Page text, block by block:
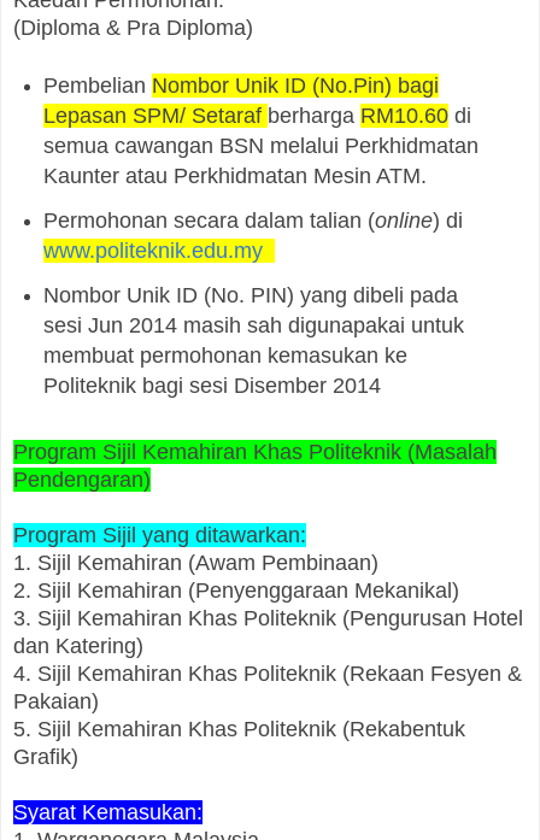
(Diploma & Pra Diploma)
Pembelian Nombor Unik ID (No.Pin) bagi
Lepasan SPM/ Setaraf berharga RM10.60di
semua cawangan BSN melalui Perkhidmatan
Kaunter atau Perkhidmatan Mesin ATM.
Permohonan secara dalam talian (online) di
www.politeknik.edu.my
Nombor Unik ID (No. PIN) yang dibeli pada
sesi Jun 2014 masih sah digunapakai untuk
membuat permohonan kemasukan ke
Politeknik bagi sesi Disember 2014
Program Sijil Kemahiran Khas Politeknik (Masalah
Pendengaran)
Program Sijil yang ditawarkan:
1. Sijil Kemahiran (Awam Pembinaan)
2. Sijil Kemahiran (Penyenggaraan Mekanikal)
3. Sijil Kemahiran Khas Politeknik (Pengurusan Hotel
dan Katering)
4. Sijil Kemahiran Khas Politeknik (Rekaan Fesyen &
Pakaian)
5. Sijil Kemahiran Khas Politeknik (Rekabentuk
Grafik)
Syarat Kemasukan: